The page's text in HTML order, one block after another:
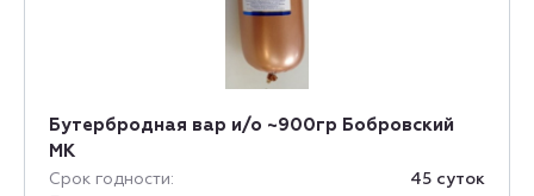
Бутербродная вар и/о ~900гр Бобровский
МК
Срок годности:
45 суток